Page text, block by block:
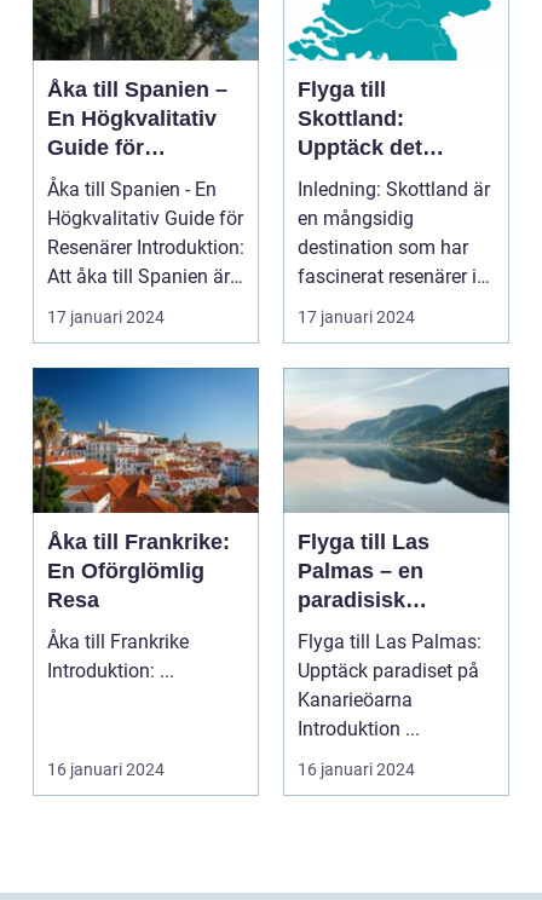
Åka till Spanien –
En Högkvalitativ
Guide för
Resenärer
Åka till Spanien - En
Högkvalitativ Guide för
Resenärer Introduktion:
Att åka till Spanien är
en dr...
17 januari 2024
Flyga till
Skottland:
Upptäck det
Fascinerande
Landet
Inledning: Skottland är
en mångsidig
destination som har
fascinerat resenärer i
århundraden. Med
sin...
17 januari 2024
Åka till Frankrike:
En Oförglömlig
Resa
Åka till Frankrike
Introduktion: ...
16 januari 2024
Flyga till Las
Palmas – en
paradisisk
destination
Flyga till Las Palmas:
Upptäck paradiset på
Kanarieöarna
Introduktion ...
16 januari 2024